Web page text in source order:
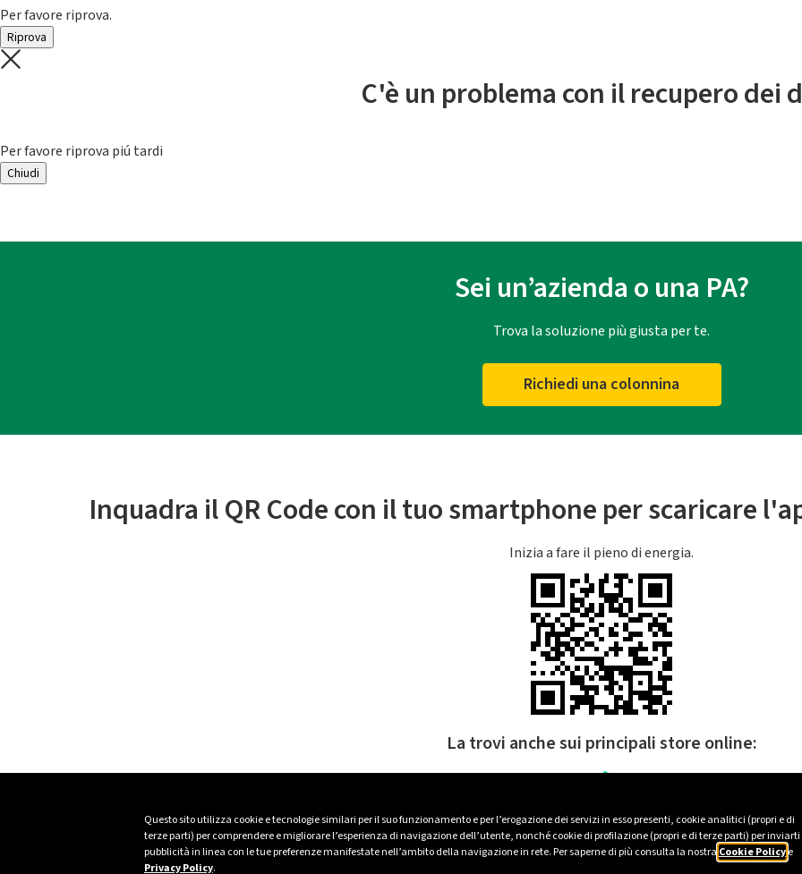
Questo sito utilizza cookie e tecnologie similari per il suo funzionamento e per l’erogazione dei servizi in esso presenti, cookie analitici (propri e di
terze parti) per comprendere e migliorare l’esperienza di navigazione dell’utente, nonché cookie di profilazione (propri e di terze parti) per inviarti
pubblicità in linea con le tue preferenze manifestate nell’ambito della navigazione in rete. Per saperne di più consulta la nostra Cookie Policye
Privacy Policy.
Per favore riprova.
Riprova
C'è un problema con il recupero dei
Per favore riprova piú tardi
Chiudi
Sei un’azienda o una PA?
Trova la soluzione più giusta per te.
Richiedi una colonnina
Inquadra il QR Code con il tuo smartphone per scaricare
Inizia a fare il pieno di energia.
La trovi anche sui principali store online: